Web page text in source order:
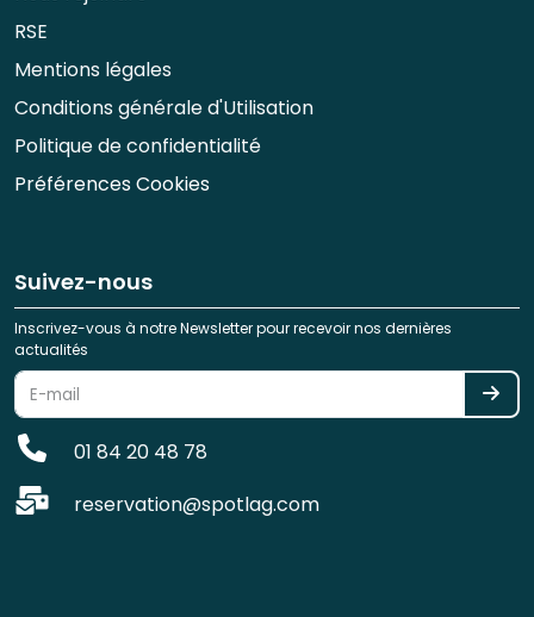
RSE
Mentions légales
Conditions générale d'Utilisation
Politique de confidentialité
Préférences Cookies
Suivez-nous
Inscrivez-vous à notre Newsletter pour recevoir nos dernières
actualités
01 84 20 48 78
reservation@spotlag.com